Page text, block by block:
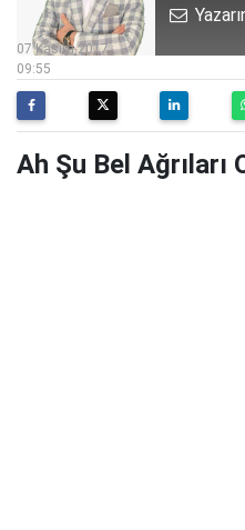
09:55
07 Kasım 2017
Ah Şu Bel Ağrıları